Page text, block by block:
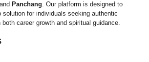
and Panchang. Our platform is designed to
solution for individuals seeking authentic
career growth and spiritual guidance.